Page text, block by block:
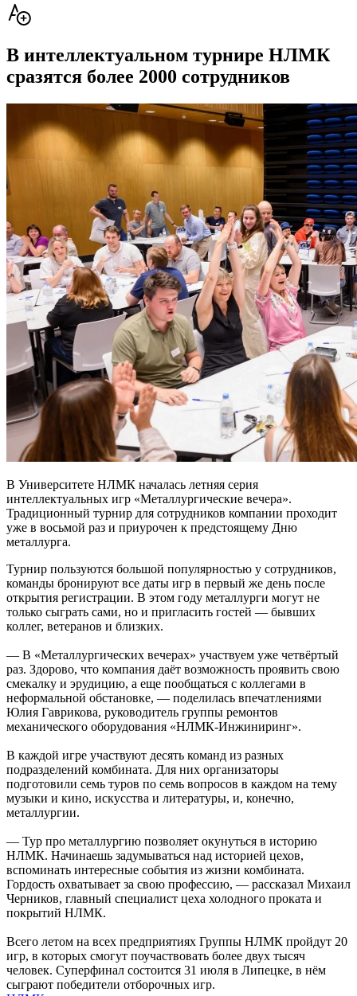
В интеллектуальном турнире НЛМК
сразятся более 2000 сотрудников
В Университете НЛМК началась летняя серия
интеллектуальных игр «Металлургические вечера».
Традиционный турнир для сотрудников компании проходит
уже в восьмой раз и приурочен к предстоящему Дню
металлурга.
Турнир пользуются большой популярностью у сотрудников,
команды бронируют все даты игр в первый же день после
открытия регистрации. В этом году металлурги могут не
только сыграть сами, но и пригласить гостей — бывших
коллег, ветеранов и близких.
— В «Металлургических вечерах» участвуем уже четвёртый
раз. Здорово, что компания даёт возможность проявить свою
смекалку и эрудицию, а еще пообщаться с коллегами в
неформальной обстановке, — поделилась впечатлениями
Юлия Гаврикова, руководитель группы ремонтов
механического оборудования «НЛМК-Инжиниринг».
В каждой игре участвуют десять команд из разных
подразделений комбината. Для них организаторы
подготовили семь туров по семь вопросов в каждом на тему
музыки и кино, искусства и литературы, и, конечно,
металлургии.
— Тур про металлургию позволяет окунуться в историю
НЛМК. Начинаешь задумываться над историей цехов,
вспоминать интересные события из жизни комбината.
Гордость охватывает за свою профессию, — рассказал Михаил
Черников, главный специалист цеха холодного проката и
покрытий НЛМК.
Всего летом на всех предприятиях Группы НЛМК пройдут 20
игр, в которых смогут поучаствовать более двух тысяч
человек. Суперфинал состоится 31 июля в Липецке, в нём
сыграют победители отборочных игр.